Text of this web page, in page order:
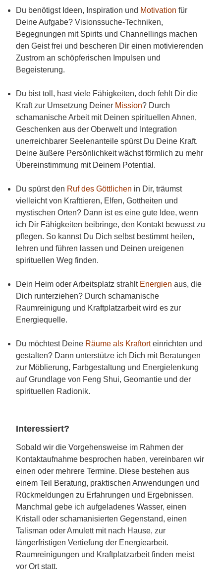
Du benötigst Ideen, Inspiration und Motivation für
Deine Aufgabe? Visionssuche-Techniken,
Begegnungen mit Spirits und Channellings machen
den Geist frei und bescheren Dir einen motivierenden
Zustrom an schöpferischen Impulsen und
Begeisterung.
Du bist toll, hast viele Fähigkeiten, doch fehlt Dir die
Kraft zur Umsetzung Deiner Mission? Durch
schamanische Arbeit mit Deinen spirituellen Ahnen,
Geschenken aus der Oberwelt und Integration
unerreichbarer Seelenanteile spürst Du Deine Kraft.
Deine äußere Persönlichkeit wächst förmlich zu mehr
Übereinstimmung mit Deinem Potential.
Du spürst den Ruf des Göttlichen in Dir, träumst
vielleicht von Krafttieren, Elfen, Gottheiten und
mystischen Orten? Dann ist es eine gute Idee, wenn
ich Dir Fähigkeiten beibringe, den Kontakt bewusst zu
pflegen. So kannst Du Dich selbst bestimmt heilen,
lehren und führen lassen und Deinen ureigenen
spirituellen Weg finden.
Dein Heim oder Arbeitsplatz strahlt Energien aus, die
Dich runterziehen? Durch schamanische
Raumreinigung und Kraftplatzarbeit wird es zur
Energiequelle.
Du möchtest Deine Räume als Kraftorteinrichten und
gestalten? Dann unterstütze ich Dich mit Beratungen
zur Möblierung, Farbgestaltung und Energielenkung
auf Grundlage von Feng Shui, Geomantie und der
spirituellen Radionik.
Interessiert?
Sobald wir die Vorgehensweise im Rahmen der
Kontaktaufnahme besprochen haben, vereinbaren wir
einen oder mehrere Termine. Diese bestehen aus
einem Teil Beratung, praktischen Anwendungen und
Rückmeldungen zu Erfahrungen und Ergebnissen.
Manchmal gebe ich aufgeladenes Wasser, einen
Kristall oder schamanisierten Gegenstand, einen
Talisman oder Amulett mit nach Hause, zur
längerfristigen Vertiefung der Energiearbeit.
Raumreinigungen und Kraftplatzarbeit finden meist
vor Ort statt.